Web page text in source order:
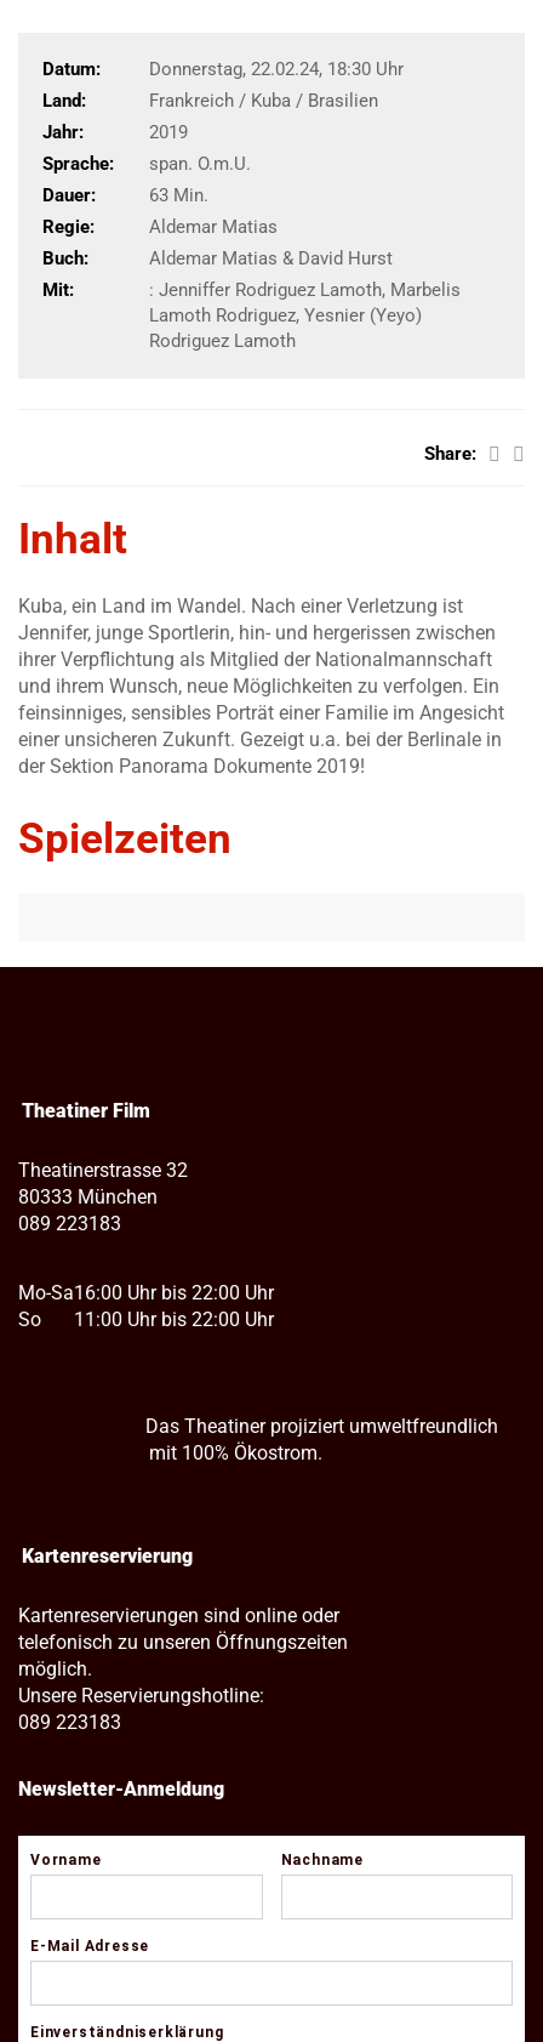
Datum:
Donnerstag, 22.02.24, 18:30 Uhr
Land:
Frankreich / Kuba / Brasilien
Jahr:
2019
Sprache:
span. O.m.U.
Dauer:
63 Min.
Regie:
Aldemar Matias
Buch:
Aldemar Matias & David Hurst
Mit:
: Jenniffer Rodriguez Lamoth, Marbelis
Lamoth Rodriguez, Yesnier (Yeyo)
Rodriguez Lamoth
Share:
Inhalt
Kuba, ein Land im Wandel. Nach einer Verletzung ist
Jennifer, junge Sportlerin, hin- und hergerissen zwischen
ihrer Verpflichtung als Mitglied der Nationalmannschaft
und ihrem Wunsch, neue Möglichkeiten zu verfolgen. Ein
feinsinniges, sensibles Porträt einer Familie im Angesicht
einer unsicheren Zukunft. Gezeigt u.a. bei der Berlinale in
der Sektion Panorama Dokumente 2019!
Spielzeiten
Theatiner Film
Theatinerstrasse 32
80333 München
089 223183
Mo-Sa
So
16:00 Uhr bis 22:00 Uhr
11:00 Uhr bis 22:00 Uhr
Das Theatiner projiziert umweltfreundlich
mit 100% Ökostrom.
Kartenreservierung
Kartenreservierungen sind online oder
telefonisch zu unseren Öffnungszeiten
möglich.
Unsere Reservierungshotline:
089 223183
Newsletter-Anmeldung